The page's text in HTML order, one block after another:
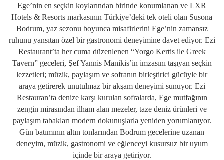
Ege’nin en seçkin koylarından birinde konumlanan ve LXR
Hotels & Resorts markasının Türkiye’deki tek oteli olan Susona
Bodrum, yaz sezonu boyunca misafirlerini Ege’nin zamansız
ruhunu yansıtan özel bir gastronomi deneyimine davet ediyor. Ezi
Restaurant’ta her cuma düzenlenen “Yorgo Kertis ile Greek
Tavern” geceleri, Şef Yannis Manikis’in imzasını taşıyan seçkin
lezzetleri; müzik, paylaşım ve sofranın birleştirici gücüyle bir
araya getirerek unutulmaz bir akşam deneyimi sunuyor. Ezi
Restauran’ta denize karşı kurulan sofralarda, Ege mutfağının
zengin mirasından ilham alan mezeler, taze deniz ürünleri ve
paylaşım tabakları modern dokunuşlarla yeniden yorumlanıyor.
Gün batımının altın tonlarından Bodrum gecelerine uzanan
deneyim, müzik, gastronomi ve eğlenceyi kusursuz bir uyum
içinde bir araya getiriyor.